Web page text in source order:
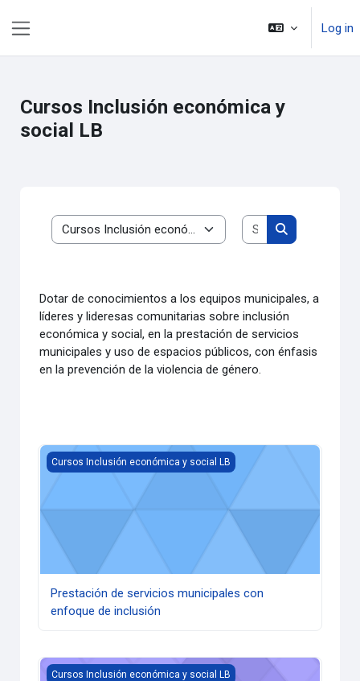
Log in
Cursos Inclusión económica y
social LB
Course categories
Search courses
Search
Dotar de conocimientos a los equipos municipales, a
líderes y lideresas comunitarias sobre inclusión
económica y social, en la prestación de servicios
municipales y uso de espacios públicos, con énfasis
en la prevención de la violencia de género.
Prestación de servicios municipales con enfoque de
Cursos Inclusión económica y social LB
Prestación de servicios municipales con
enfoque de inclusión
Prevención y atención de la violencia de género
Cursos Inclusión económica y social LB